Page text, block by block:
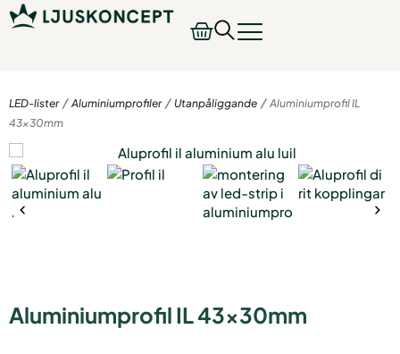
LED-lister / Aluminiumprofiler / Utanpåliggande / Aluminiumprofil IL
43x30mm
Aluminiumprofil IL 43x30mm